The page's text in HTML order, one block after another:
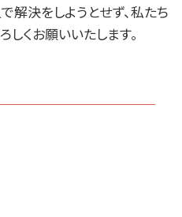
解決をしようとせず、私たち
しくお願いいたします。